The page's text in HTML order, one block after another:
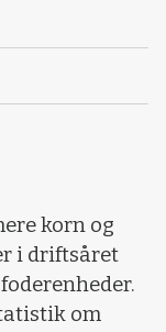
korn og
i driftsåret
om